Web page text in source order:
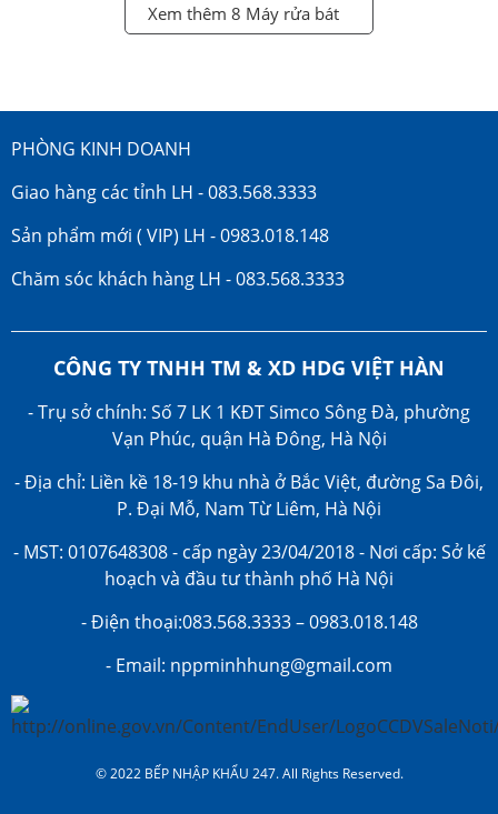
Xem thêm 8 Máy rửa bát
PHÒNG KINH DOANH
Giao hàng các tỉnh LH - 083.568.3333
Sản phẩm mới ( VIP) LH - 0983.018.148
Chăm sóc khách hàng LH - 083.568.3333
CÔNG TY TNHH TM & XD HDG VIỆT HÀN
- Trụ sở chính: Số 7 LK 1 KĐT Simco Sông Đà, phường
Vạn Phúc, quận Hà Đông, Hà Nội
- Địa chỉ: Liền kề 18-19 khu nhà ở Bắc Việt, đường Sa Đôi,
P. Đại Mỗ, Nam Từ Liêm, Hà Nội
- MST: 0107648308 - cấp ngày 23/04/2018 - Nơi cấp: Sở kế
hoạch và đầu tư thành phố Hà Nội
- Điện thoại:083.568.3333 – 0983.018.148
- Email: nppminhhung@gmail.com
© 2022 BẾP NHẬP KHẨU 247. All Rights Reserved.